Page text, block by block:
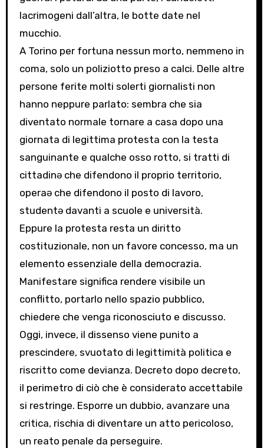
lacrimogeni dall’altra, le botte date nel
mucchio.
A Torino per fortuna nessun morto, nemmeno in
coma, solo un poliziotto preso a calci. Delle altre
persone ferite molti solerti giornalisti non
hanno neppure parlato: sembra che sia
diventato normale tornare a casa dopo una
giornata di legittima protesta con la testa
sanguinante e qualche osso rotto, si tratti di
cittadinǝ che difendono il proprio territorio,
operaǝ che difendono il posto di lavoro,
studentǝ davanti a scuole e università.
Eppure la protesta resta un diritto
costituzionale, non un favore concesso, ma un
elemento essenziale della democrazia.
Manifestare significa rendere visibile un
conflitto, portarlo nello spazio pubblico,
chiedere che venga riconosciuto e discusso.
Oggi, invece, il dissenso viene punito a
prescindere, svuotato di legittimità politica e
riscritto come devianza. Decreto dopo decreto,
il perimetro di ciò che è considerato accettabile
si restringe. Esporre un dubbio, avanzare una
critica, rischia di diventare un atto pericoloso,
un reato penale da perseguire.